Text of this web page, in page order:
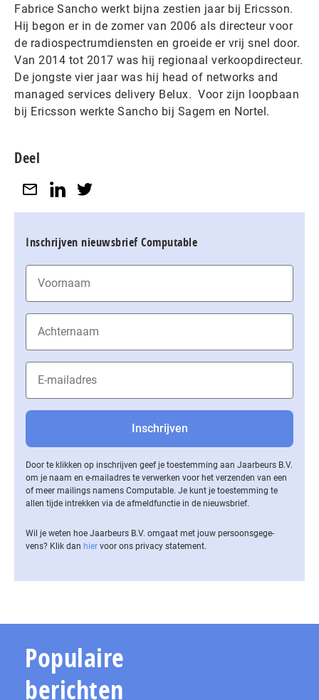
Fabrice Sancho werkt bijna zestien jaar bij Ericsson.
Hij begon er in de zomer van 2006 als directeur voor
de radiospectrumdiensten en groeide er vrij snel door.
Van 2014 tot 2017 was hij regionaal verkoopdirecteur.
De jongste vier jaar was hij head of networks and
managed services delivery Belux. Voor zijn loopbaan
bij Ericsson werkte Sancho bij Sagem en Nortel.
Deel
Inschrijven nieuwsbrief Computable
Door te klikken op inschrijven geef je toestemming aan Jaarbeurs B.V.
om je naam en e-mailadres te verwerken voor het verzenden van een
of meer mailings namens Computable. Je kunt je toestemming te
allen tijde intrekken via de af­meld­func­tie in de nieuwsbrief.
Wil je weten hoe Jaarbeurs B.V. omgaat met jouw per­soons­ge­ge­
vens? Klik dan hier voor ons privacy statement.
Populaire
berichten